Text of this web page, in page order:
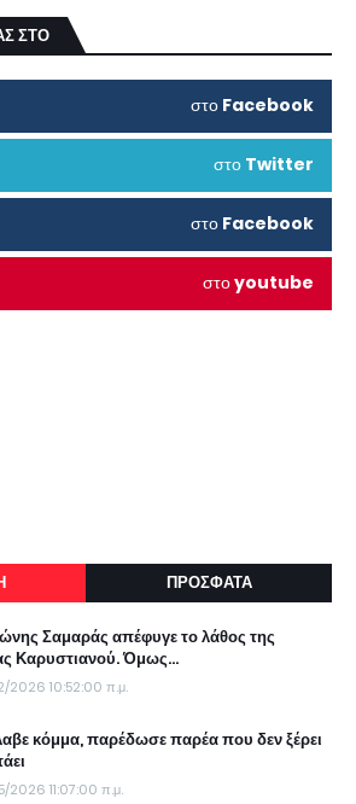
ΣΤΟ
στο Facebook
στο Twitter
στο Facebook
στοyoutube
ΠΡΟΣΦΑΤΑ
Σαμαράς απέφυγε το λάθος της
Καρυστιανού. Όμως...
2026 10:52:00 π.μ.
κόμμα, παρέδωσε παρέα που δεν ξέρει
2026 11:07:00 π.μ.